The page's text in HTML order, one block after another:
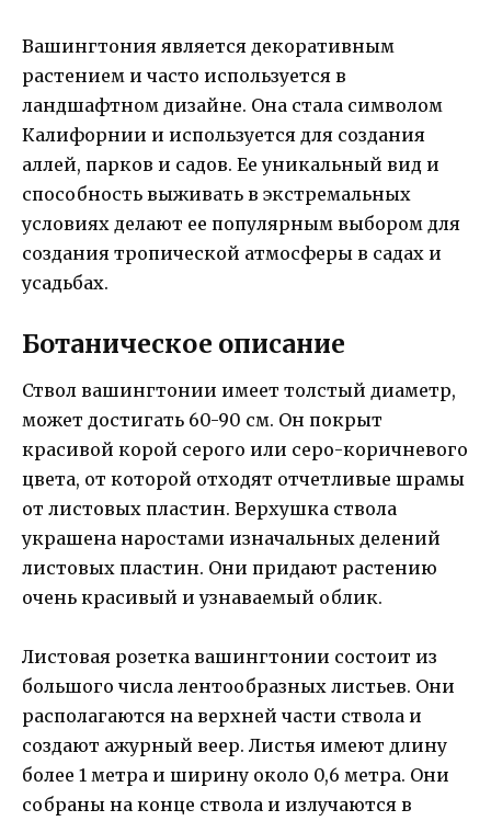
Вашингтония является декоративным
растением и часто используется в
ландшафтном дизайне. Она стала символом
Калифорнии и используется для создания
аллей, парков и садов. Ее уникальный вид и
способность выживать в экстремальных
условиях делают ее популярным выбором для
создания тропической атмосферы в садах и
усадьбах.
Ботаническое описание
Ствол вашингтонии имеет толстый диаметр,
может достигать 60-90 см. Он покрыт
красивой корой серого или серо-коричневого
цвета, от которой отходят отчетливые шрамы
от листовых пластин. Верхушка ствола
украшена наростами изначальных делений
листовых пластин. Они придают растению
очень красивый и узнаваемый облик.
Листовая розетка вашингтонии состоит из
большого числа лентообразных листьев. Они
располагаются на верхней части ствола и
создают ажурный веер. Листья имеют длину
более 1 метра и ширину около 0,6 метра. Они
собраны на конце ствола и излучаются в